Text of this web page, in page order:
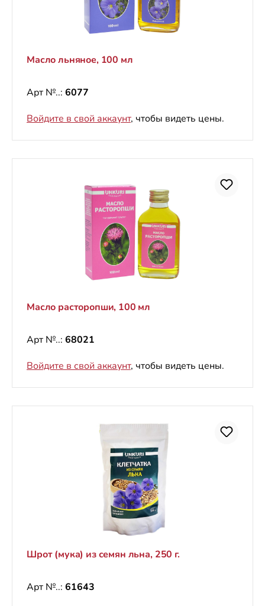
Масло льняное, 100 мл
Арт №..: 6077
Войдите в свой аккаунт, чтобы видеть цены.
Масло расторопши, 100 мл
Арт №..: 68021
Войдите в свой аккаунт, чтобы видеть цены.
Шрот (мука) из семян льна, 250 г.
Арт №..: 61643